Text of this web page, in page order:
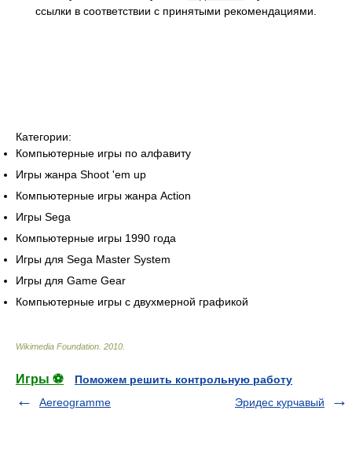
ссылки в соответствии с принятыми рекомендациями.
Категории:
Компьютерные игры по алфавиту
Игры жанра Shoot 'em up
Компьютерные игры жанра Action
Игры Sega
Компьютерные игры 1990 года
Игры для Sega Master System
Игры для Game Gear
Компьютерные игры с двухмерной графикой
Wikimedia Foundation 2010
Игры ⚽
Поможем решить контрольную работу
Aereogramme
Эридес курчавый